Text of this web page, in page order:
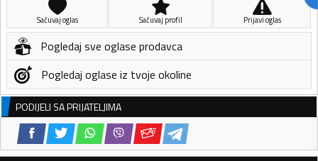
Sačuvaj oglas Sačuvaj profil Prijavi oglas
Pogledaj sve oglase prodavca
Pogledaj oglase iz tvoje okoline
PODIJELI SA PRIJATELJIMA